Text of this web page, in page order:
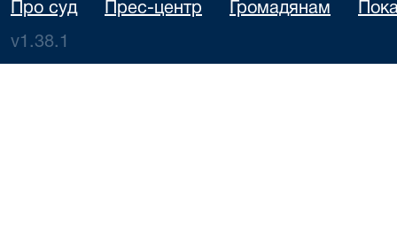
Про суд Прес-центр Громадянам
v1.38.1